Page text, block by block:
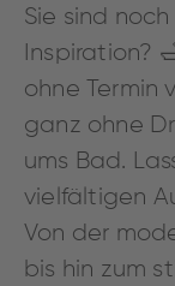
Sie sind
Inspiration?
ohne Termin
ganz ohne
ums Bad.
vielfältigen
Von der
bis hin zum